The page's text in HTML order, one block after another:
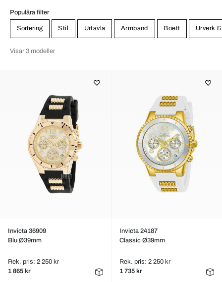
Populära filter
Sortering Stil Urtavla Armband Boett Urverk
Visar 3 modeller
Invicta 36909
Blu Ø39mm
Rek. pris: 2 250 kr
1 865 kr
Invicta 24187
Classic Ø39mm
Rek. pris: 2 250 kr
1 735 kr